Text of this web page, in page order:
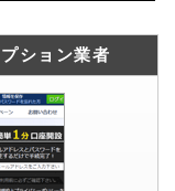
ション業者